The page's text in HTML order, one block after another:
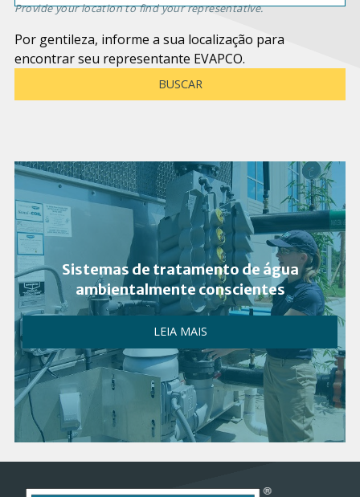
Provide your location to find your representative.
Por gentileza, informe a sua localização para
encontrar seu representante EVAPCO.
Sistemas de tratamento de água
ambientalmente conscientes
LEIA MAIS